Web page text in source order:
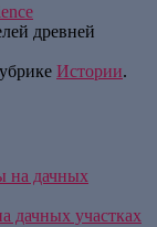
древней
Истории.
дачных участках